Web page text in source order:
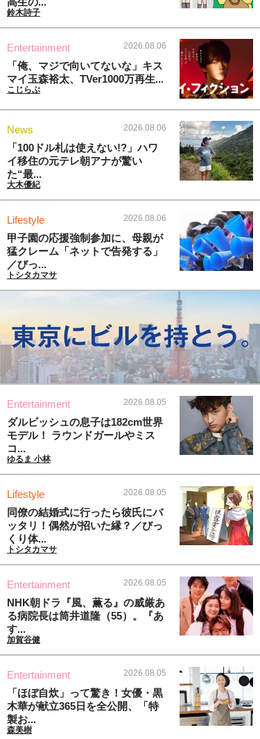
鈴木詩子
Entertainment 2026.08.06
「俺、マジで向いてないな」キス
マイ玉森裕太、TVer1000万再生...
こじらぶ
News 2026.08.06
「100ドル札は使えない!?」ハワ
イ移住の元テレ朝アナが驚い
た“最...
大木優紀
Lifestyle 2026.08.06
甲子園の応援強制参加に、母親が
猛クレーム「ネットで告発する」
／びっ...
トシタカマサ
Entertainment 2026.08.05
ダルビッシュの息子は182cm世界
モデル！ ラウンドガールやミス
コ...
ゆるま 小林
Lifestyle 2026.08.05
同僚の結婚式に行ったら彼氏にバ
ッタリ！偶然が招いた縁？／びっ
くり体...
トシタカマサ
Entertainment 2026.08.05
NHK朝ドラ『風、薫る』の威厳あ
る病院長は筒井道隆（55）。『あ
す...
加賀谷健
Entertainment 2026.08.05
「ほぼ自炊」って驚き！女優・黒
木華が献立365日を全公開、「特
製お...
森美樹